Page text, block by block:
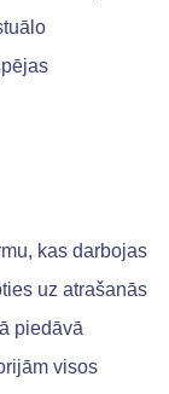
kas darbojas
uz atrašanās
piedāvā
visos